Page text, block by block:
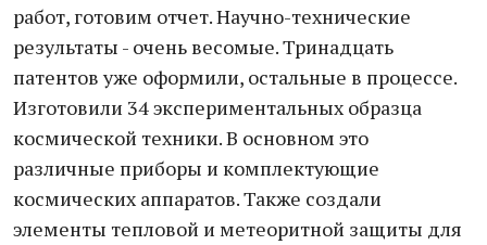
работ, готовим отчет. Научно-технические
результаты - очень весомые. Тринадцать
патентов уже оформили, остальные в процессе.
Изготовили 34 экспериментальных образца
космической техники. В основном это
различные приборы и комплектующие
космических аппаратов. Также создали
элементы тепловой и метеоритной защиты для